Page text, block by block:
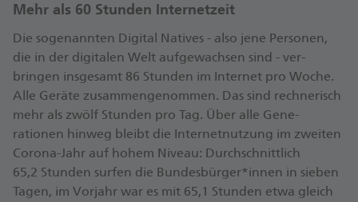
Mehr als 60 Stunden Internetzeit
Die so­genannten Digital Natives - also jene Personen,
die in der digitalen Welt auf­ge­wachsen sind - ver­
bringen ins­gesamt 86 Stunden im Inter­net pro Woche.
Alle Geräte zu­sammen­ge­nommen. Das sind rech­nerisch
mehr als zwölf Stunden pro Tag. Über alle Gene­
rationen hinweg bleibt die Internet­nutzung im zweiten
Corona-Jahr auf hohem Niveau: Durch­schnitt­lich
65,2 Stunden surfen die Bundes­bürger*innen in sieben
Tagen, im Vorjahr war es mit 65,1 Stunden etwa gleich